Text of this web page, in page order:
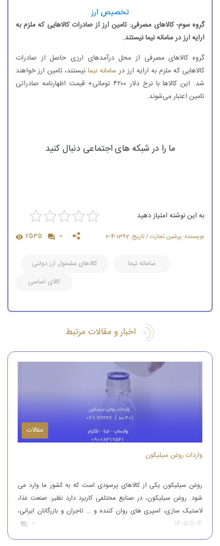
تخصیص ارز
گروه سوم- کالاهای مصرفی: تامین ارز از صادرات کالاهایی که ملزم به
ارایه ارز در سامانه نیما نیستند.
گروه کالاهای مصرفی از محل درآمدهای ارزی حاصل از صادرات
کالاهایی که ملزم به ارایه ارز در سامانه نیما نیستند، تامین ارز خواهند
شد. این کالاها با نرخ دلار ۴۲۰۰ تومانی+ قیمت اظهارنامه صادراتی
تامین اعتبار می‌شوند.
ما را در شبکه های اجتماعی دنبال کنید
به این نوشته امتیاز دهید
نویسنده: پرشین تجارت / تاریخ: 1397-4-2 0
2535
سامانه نیما
کالاهای مشمول ارز دولتی
کالای اساسی
اخبار و مقالات مرتبط
مقالات
واردات روغن سیلیکون
روغن سیلیکون یکی از کالاهای پرسودی است که به کشور ما وارد می
شود. روغن سیلیکون، در صنایع مختلفی کاربرد دارد نظیر: صنعت غذا،
لاستیک سازی، اسپری های روان کننده و … تاجران و بازرگانان ایرانی،
این محصول را از کشورهای همچون آلمان، ایتالیا، ترکیه و چین وارد
کشور می کنند تا بدین طریق نیاز […]
1405-5-14
0